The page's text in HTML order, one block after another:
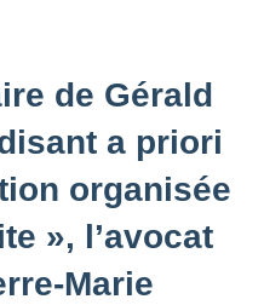
de Gérald
a priori
organisée
», l’avocat
Marie